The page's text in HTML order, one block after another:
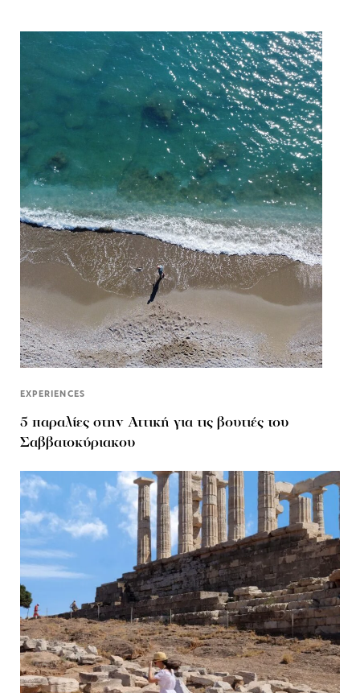
EXPERIENCES
5 παραλίες στην Αττική για τις βουτιές του
Σαββατοκύριακου